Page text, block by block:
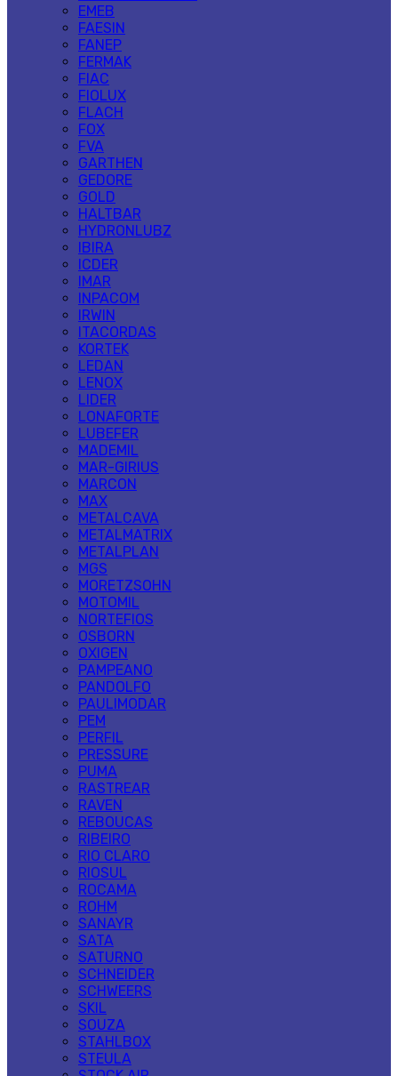
EMEB
FAESIN
FANEP
FERMAK
FIAC
FIOLUX
FLACH
FOX
FVA
GARTHEN
GEDORE
GOLD
HALTBAR
HYDRONLUBZ
IBIRA
ICDER
IMAR
INPACOM
IRWIN
ITACORDAS
KORTEK
LEDAN
LENOX
LIDER
LONAFORTE
LUBEFER
MADEMIL
MAR-GIRIUS
MARCON
MAX
METALCAVA
METALMATRIX
METALPLAN
MGS
MORETZSOHN
MOTOMIL
NORTEFIOS
OSBORN
OXIGEN
PAMPEANO
PANDOLFO
PAULIMODAR
PEM
PERFIL
PRESSURE
PUMA
RASTREAR
RAVEN
REBOUCAS
RIBEIRO
RIO CLARO
RIOSUL
ROCAMA
ROHM
SANAYR
SATA
SATURNO
SCHNEIDER
SCHWEERS
SKIL
SOUZA
STAHLBOX
STEULA